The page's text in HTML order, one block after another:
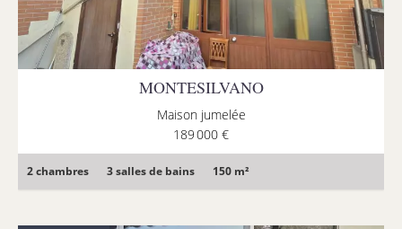
MONTESILVANO
Maison jumelée
189 000 €
2 chambres 3 salles de bains 150 m²